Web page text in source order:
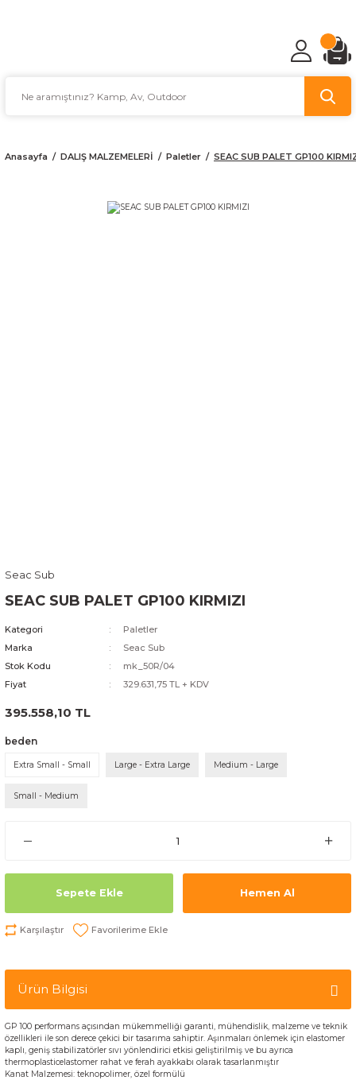
Anasayfa DALIŞ MALZEMELERİ Paletler SEAC SUB PALET GP100
Seac Sub
SEAC SUB PALET GP100 KIRMIZI
Kategori
Paletler
Marka
Seac Sub
Stok Kodu
mk_50R/04
Fiyat
329.631,75 TL + KDV
395.558,10 TL
beden
Extra Small - Small Large - Extra Large Medium - Large
Small - Medium
Sepete Ekle Hemen Al
Karşılaştır
Ürün Bilgisi
GP 100 performans açısından mükemmelliği garanti, mühendislik, malzeme ve teknik
özellikleri ile son derece çekici bir tasarıma sahiptir. Aşınmaları önlemek için elastomer
kaplı, geniş stabilizatörler sıvı yönlendirici etkisi geliştirilmiş ve bu ayrıca
thermoplasticelastomer rahat ve ferah ayakkabı olarak tasarlanmıştır
Kanat Malzemesi: teknopolimer, özel formülü